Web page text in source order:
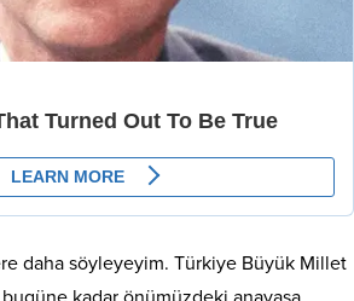
daha söyleyeyim. Türkiye Büyük Millet